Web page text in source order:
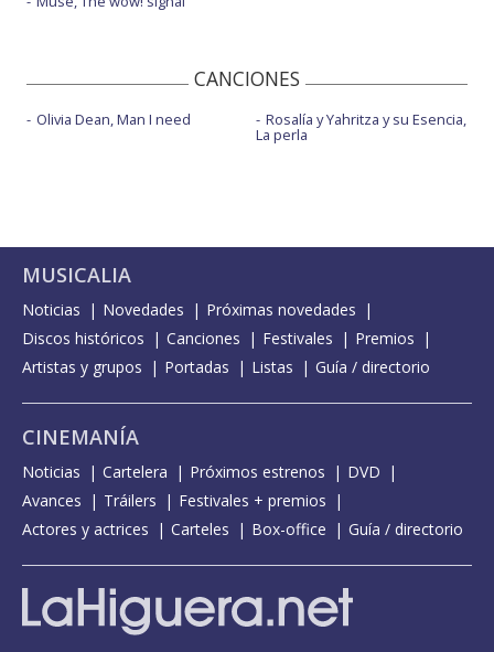
CANCIONES
Olivia Dean, Man I need Rosalía y Yahritza y su Esencia,
La perla
MUSICALIA
Noticias Novedades
Próximas novedades
Discos históricos
Canciones Festivales
Premios
Artistas y grupos
Portadas Listas Guía / directorio
CINEMANÍA
Noticias Cartelera Próximos estrenos
DVD
Avances
Tráilers
Festivales + premios
Actores y actrices
Carteles Box-office Guía / directorio